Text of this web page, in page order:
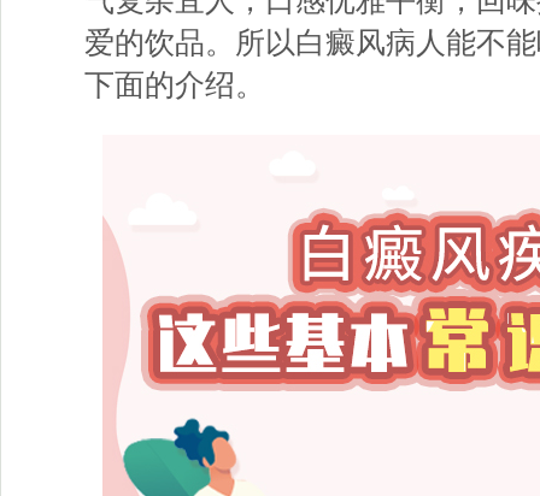
爱的饮品。所以白癜风病人能不
下面的介绍。